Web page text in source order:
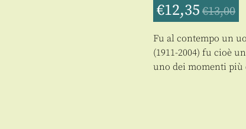
€12,35 €13,00
Fu al contempo un
(1911-2004) fu cioè
uno dei momenti più